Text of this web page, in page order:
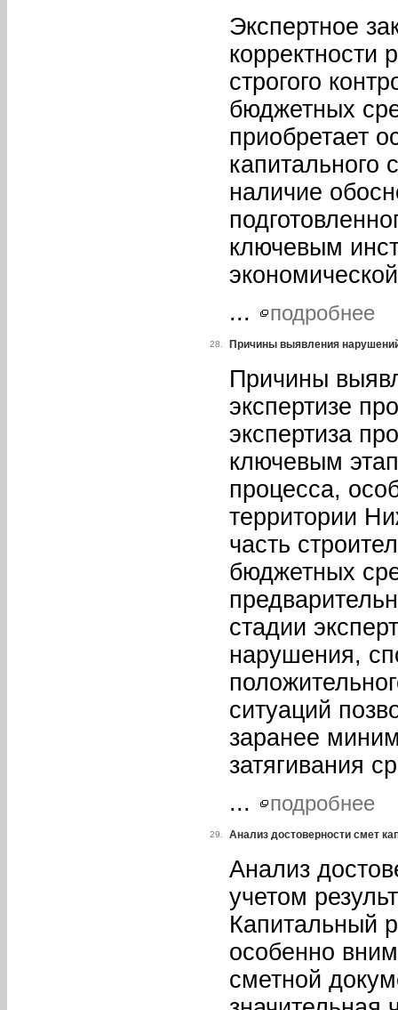
Экспертное
корректности
строгого
бюджетных
приобретает
капитального
наличие
ключевым
...
подробнее
28. Причины выявления
Причины
экспертизе
экспертиза
ключевым
процесса,
территории
часть
бюджетных
стадии
нарушения,
ситуаций
заранее
затягивания
...
подробнее
29. Анализ достоверности смет
Анализ
учетом
Капитальный
особенно
сметной